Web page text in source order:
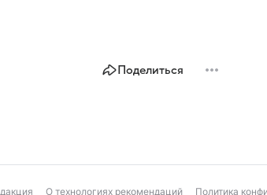
Поделиться
О технологиях рекомендаций Политика